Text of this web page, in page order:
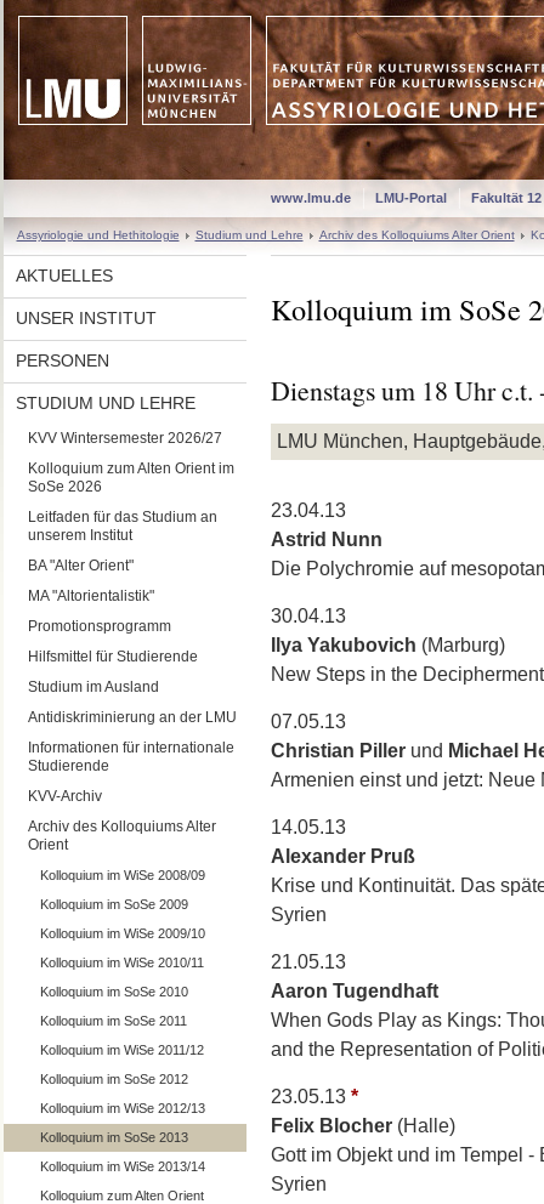
www.lmu.de LMU-Portal Fakultät 12
Assyriologie und Hethitologie Studium und Lehre Archiv des Kolloquiums Alter Orient
AKTUELLES
UNSER INSTITUT
PERSONEN
STUDIUM UND LEHRE
KVV Wintersemester 2026/27
Kolloquium zum Alten Orient im
SoSe 2026
Leitfaden für das Studium an
unserem Institut
BA "Alter Orient"
MA "Altorientalistik"
Promotionsprogramm
Hilfsmittel für Studierende
Studium im Ausland
Antidiskriminierung an der LMU
Informationen für internationale
Studierende
KVV-Archiv
Archiv des Kolloquiums Alter
Orient
Kolloquium im WiSe 2008/09
Kolloquium im SoSe 2009
Kolloquium im WiSe 2009/10
Kolloquium im WiSe 2010/11
Kolloquium im SoSe 2010
Kolloquium im SoSe 2011
Kolloquium im WiSe 2011/12
Kolloquium im SoSe 2012
Kolloquium im WiSe 2012/13
Kolloquium im SoSe 2013
Kolloquium im WiSe 2013/14
Kolloquium zum Alten Orient
Kolloquium im SoSe
Dienstags um 18 Uhr c.t.
LMU München,
23.04.13
Astrid Nunn
Die Polychromie auf
30.04.13
Ilya Yakubovich (Marburg)
New Steps in the
07.05.13
Christian Pillerund Michael
Armenien einst und jetzt:
14.05.13
Alexander Pruß
Krise und Kontinuität. Das
Syrien
21.05.13
Aaron Tugendhaft
When Gods Play as Kings:
and the Representation of
23.05.13 *
Felix Blocher(Halle)
Gott im Objekt und im Tempel
Syrien